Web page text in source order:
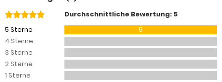
Durchschnittliche Bewertung: 5
5 Sterne
5
4 Sterne
3 Sterne
2 Sterne
1 Sterne